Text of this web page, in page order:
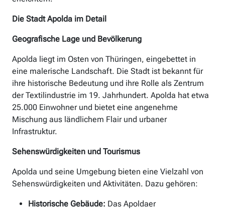
Die Stadt Apolda im Detail
Geografische Lage und Bevölkerung
Apolda liegt im Osten von Thüringen, eingebettet in
eine malerische Landschaft. Die Stadt ist bekannt für
ihre historische Bedeutung und ihre Rolle als Zentrum
der Textilindustrie im 19. Jahrhundert. Apolda hat etwa
25.000 Einwohner und bietet eine angenehme
Mischung aus ländlichem Flair und urbaner
Infrastruktur.
Sehenswürdigkeiten und Tourismus
Apolda und seine Umgebung bieten eine Vielzahl von
Sehenswürdigkeiten und Aktivitäten. Dazu gehören:
Historische Gebäude: Das Apoldaer